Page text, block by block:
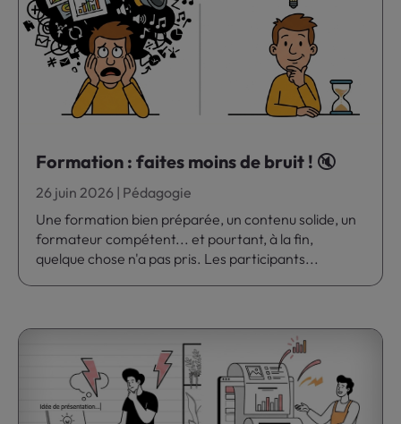
Formation : faites moins de bruit ! 🔇
26 juin 2026 | Pédagogie
Une formation bien préparée, un contenu solide, un
formateur compétent... et pourtant, à la fin,
quelque chose n'a pas pris. Les participants...